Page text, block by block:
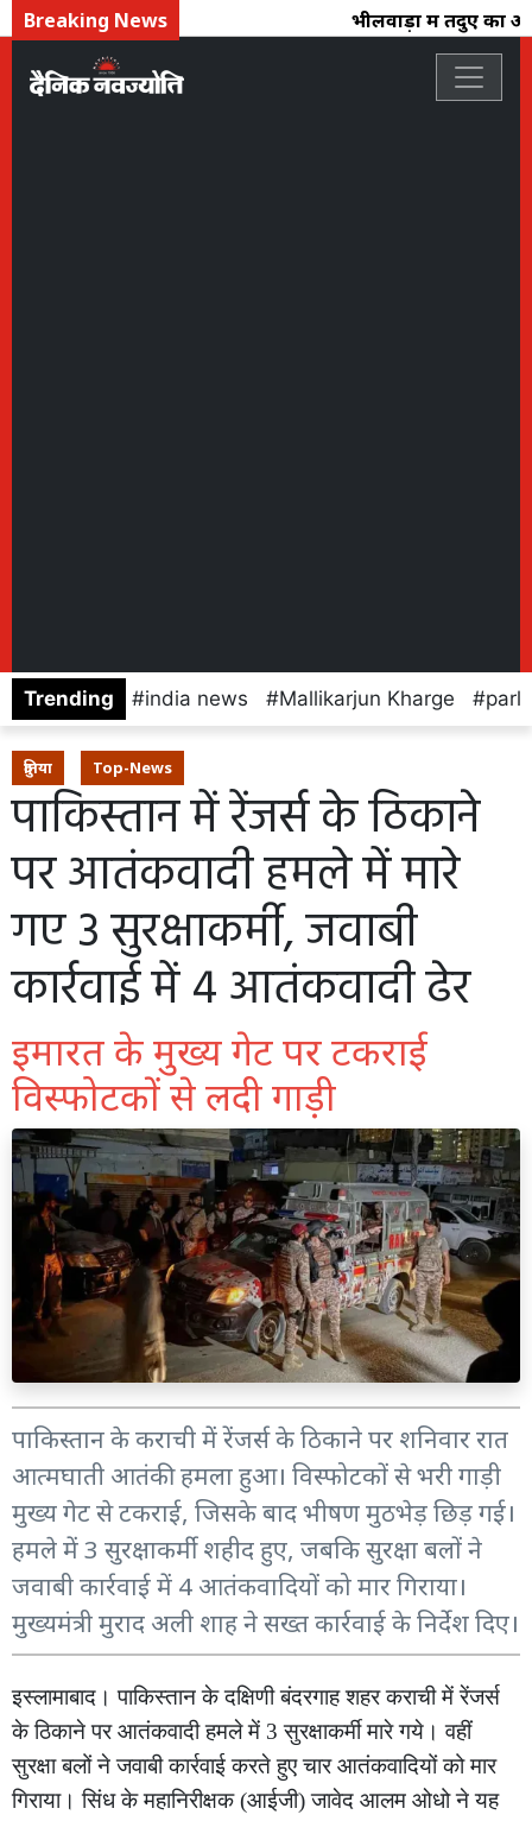
Breaking News भीलवाड़ा में तेंदुए का
Trending india news Mallikarjun Kharge
दुनिया Top-News
पाकिस्तान में रेंजर्स के ठिकाने
पर आतंकवादी हमले में मारे
गए 3 सुरक्षाकर्मी, जवाबी
कार्रवाई में 4 आतंकवादी ढेर
इमारत के मुख्य गेट पर टकराई
विस्फोटकों से लदी गाड़ी
पाकिस्तान के कराची में रेंजर्स के ठिकाने पर शनिवार रात
आत्मघाती आतंकी हमला हुआ। विस्फोटकों से भरी गाड़ी
मुख्य गेट से टकराई, जिसके बाद भीषण मुठभेड़ छिड़ गई।
हमले में 3 सुरक्षाकर्मी शहीद हुए, जबकि सुरक्षा बलों ने
जवाबी कार्रवाई में 4 आतंकवादियों को मार गिराया।
मुख्यमंत्री मुराद अली शाह ने सख्त कार्रवाई के निर्देश दिए।
इस्लामाबाद। पाकिस्तान के दक्षिणी बंदरगाह शहर कराची में रेंजर्स
के ठिकाने पर आतंकवादी हमले में 3 सुरक्षाकर्मी मारे गये। वहीं
सुरक्षा बलों ने जवाबी कार्रवाई करते हुए चार आतंकवादियों को मार
गिराया। सिंध के महानिरीक्षक (आईजी) जावेद आलम ओधो ने यह